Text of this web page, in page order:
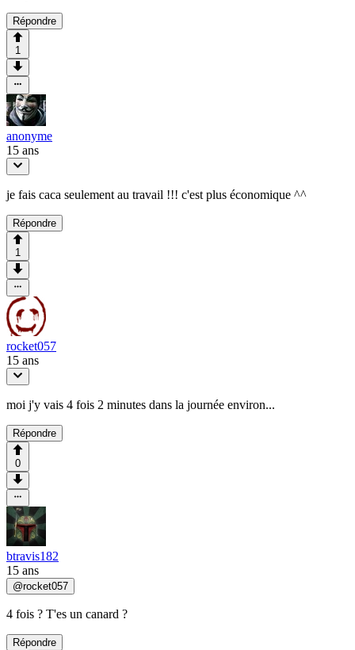
Répondre
1
anonyme
15 ans
je fais caca seulement au travail !!! c'est plus économique ^^
Répondre
1
rocket057
15 ans
moi j'y vais 4 fois 2 minutes dans la journée environ...
Répondre
0
btravis182
15 ans
@rocket057
4 fois ? T'es un canard ?
Répondre